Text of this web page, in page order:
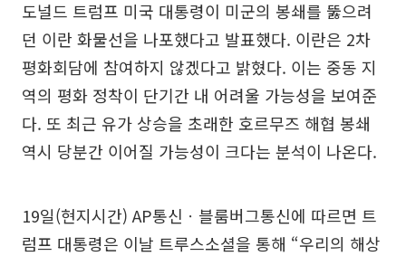
도널드 트럼프 미국 대통령이 미군의 봉쇄를 뚫으려
던 이란 화물선을 나포했다고 발표했다. 이란은 2차
평화회담에 참여하지 않겠다고 밝혔다. 이는 중동 지
역의 평화 정착이 단기간 내 어려울 가능성을 보여준
다. 또 최근 유가 상승을 초래한 호르무즈 해협 봉쇄
역시 당분간 이어질 가능성이 크다는 분석이 나온다.
19일(현지시간) AP통신ㆍ블룸버그통신에 따르면 트
럼프 대통령은 이날 트루스소셜을 통해 “우리의 해상